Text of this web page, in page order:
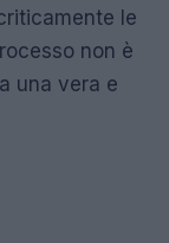
le
non è
una vera e